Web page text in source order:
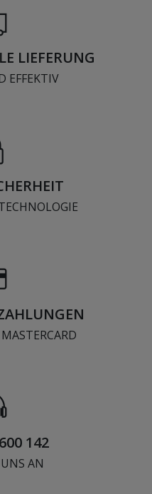
LIEFERUNG
EFFEKTIV
142
AN